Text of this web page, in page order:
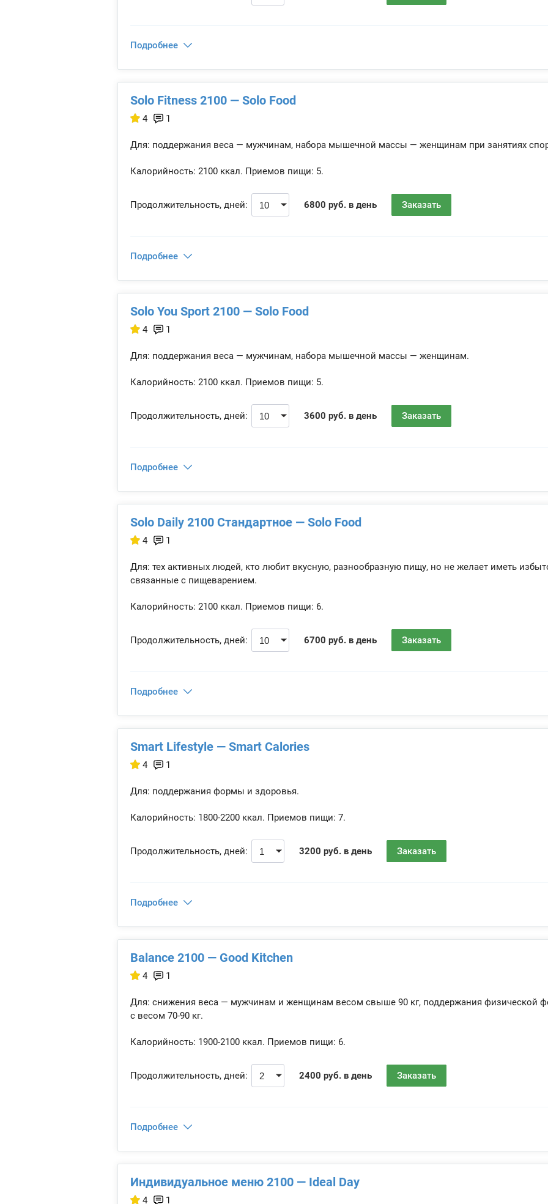
Подробнее
Solo Fitness 2100 — Solo Food
4 1
Для: поддержания веса — мужчинам, набора мышечной массы — женщинам при занятиях
Калорийность: 2100 ккал. Приемов пищи: 5.
Продолжительность, дней: 6800 руб. в день Заказать
Подробнее
Solo You Sport 2100 — Solo Food
4 1
Для: поддержания веса — мужчинам, набора мышечной массы — женщинам.
Калорийность: 2100 ккал. Приемов пищи: 5.
Продолжительность, дней: 3600 руб. в день Заказать
Подробнее
Solo Daily 2100 Стандартное — Solo Food
4 1
Для: тех активных людей, кто любит вкусную, разнообразную пищу, но не желает иметь
связанные с пищеварением.
Калорийность: 2100 ккал. Приемов пищи: 6.
Продолжительность, дней: 6700 руб. в день Заказать
Подробнее
Smart Lifestyle — Smart Calories
4 1
Для: поддержания формы и здоровья.
Калорийность: 1800-2200 ккал. Приемов пищи: 7.
Продолжительность, дней: 3200 руб. в день Заказать
Подробнее
Balance 2100 — Good Kitchen
4 1
Для: снижения веса — мужчинам и женщинам весом свыше 90 кг, поддержания
с весом 70-90 кг.
Калорийность: 1900-2100 ккал. Приемов пищи: 6.
Продолжительность, дней: 2400 руб. в день Заказать
Подробнее
Индивидуальное меню 2100 — Ideal Day
4 1